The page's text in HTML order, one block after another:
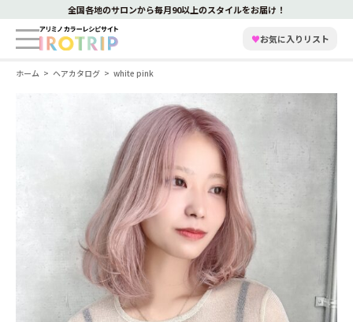
全国各地のサロンから毎月90以上のスタイルをお届け！
♥お気に入りリスト
ホーム ヘアカタログ white pink